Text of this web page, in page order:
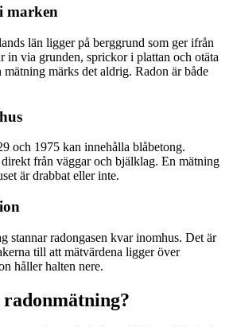
marken
län ligger på berggrund som ger ifrån
in via grunden, sprickor i plattan och otäta
märks det aldrig. Radon är både
och 1975 kan innehålla blåbetong.
från väggar och bjälklag. En mätning
är drabbat eller inte.
stannar radongasen kvar inomhus. Det är
till att mätvärdena ligger över
håller halten nere.
radonmätning?